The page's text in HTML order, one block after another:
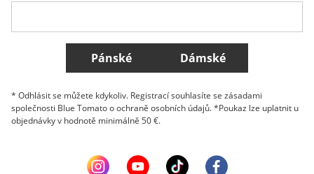
Všechny země
Pánské Dámské
* Odhlásit se můžete kdykoliv. Registrací souhlasíte se zásadami
společnosti Blue Tomato o ochraně osobních údajů. *Poukaz lze uplatnit u
objednávky v hodnotě minimálně 50 €.